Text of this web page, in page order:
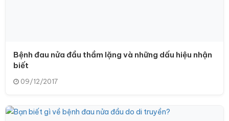
Bệnh đau nửa đầu thầm lặng và những dấu hiệu nhận
biết
09/12/2017